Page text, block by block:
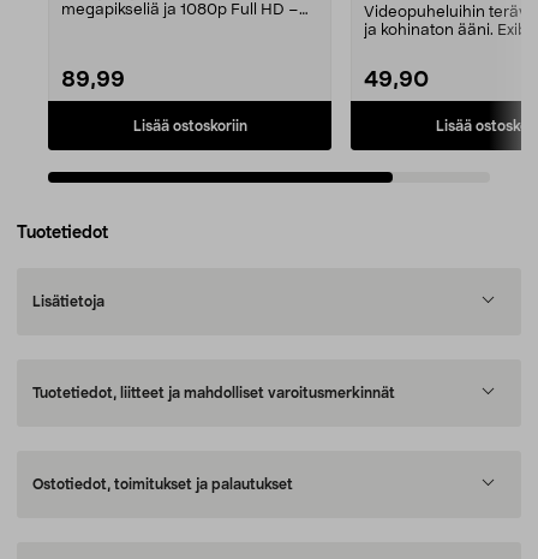
megapikseliä ja 1080p Full HD –
89,99
Lisää ostoskoriin
Exibel
Videopuheluihin
ja kohinaton ääni.
49,90
Lisää
Tuotetiedot
Lisätietoja
Tuotetiedot, liitteet ja mahdolliset varoitusmerkinnät
Ostotiedot, toimitukset ja palautukset